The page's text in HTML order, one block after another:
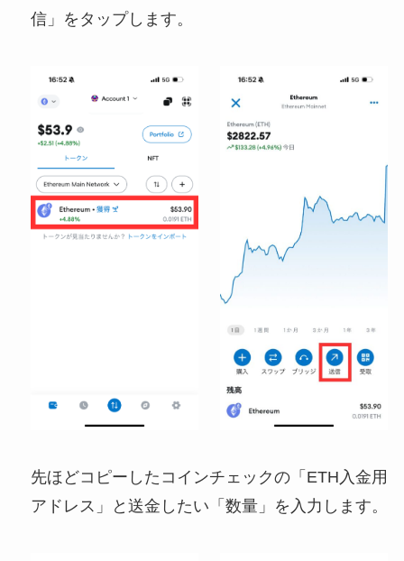
信」をタップします。
先ほどコピーしたコインチェックの「ETH入金用
アドレス」と送金したい「数量」を入力します。